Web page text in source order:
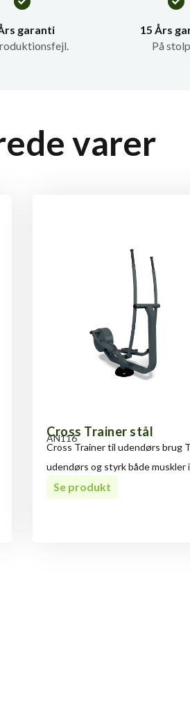
garanti
15 Års
På
varer
Cross Trainer stål
AN116
Cross Trainer til udendørs brug
udendørs og styrk både muskler i
Se produkt